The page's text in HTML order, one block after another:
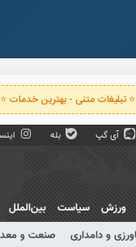
⭐ تبلیغات متنی - بهترین خدمات ⭐